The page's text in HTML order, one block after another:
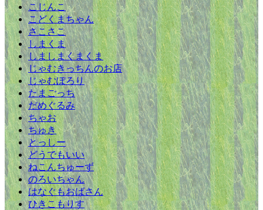
こじんこ
こどくまちゃん
さこさこ
しまくま
しましまくまくま
じゃむきっちんのお店
じゃむぽろり
たまごっち
だめぐるみ
ちゃお
ちゅき
とっしー
どうでもいい
ねこんちゅーず
のろいちゃん
はなぐもおばさん
ひきこもりす